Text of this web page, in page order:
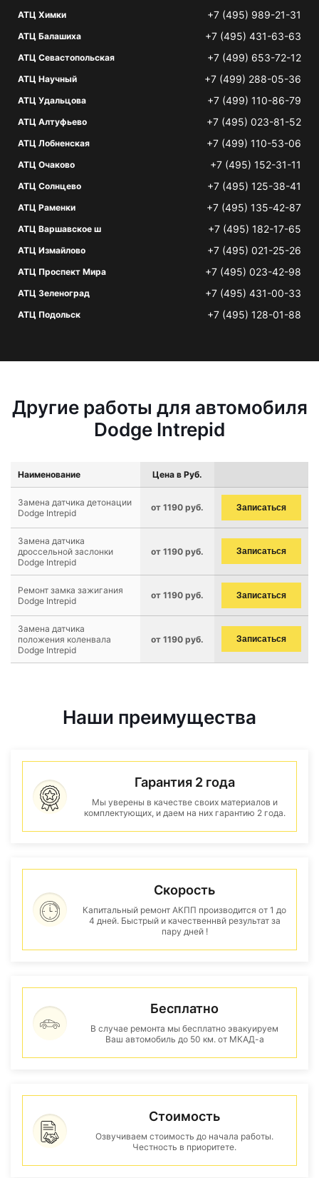
АТЦ Химки +7 (495) 989-21-31
АТЦ Балашиха +7 (495) 431-63-63
АТЦ Севастопольская +7 (499) 653-72-12
АТЦ Научный +7 (499) 288-05-36
АТЦ Удальцова +7 (499) 110-86-79
АТЦ Алтуфьево +7 (495) 023-81-52
АТЦ Лобненская +7 (499) 110-53-06
АТЦ Очаково +7 (495) 152-31-11
АТЦ Солнцево +7 (495) 125-38-41
АТЦ Раменки +7 (495) 135-42-87
АТЦ Варшавское ш +7 (495) 182-17-65
АТЦ Измайлово +7 (495) 021-25-26
АТЦ Проспект Мира +7 (495) 023-42-98
АТЦ Зеленоград +7 (495) 431-00-33
АТЦ Подольск +7 (495) 128-01-88
Другие работы для автомобиля
Dodge Intrepid
Наименование Цена в Руб.
Замена датчика детонации
Dodge Intrepid
от 1190 руб. Записаться
Замена датчика
дроссельной заслонки
Dodge Intrepid
от 1190 руб. Записаться
Ремонт замка зажигания
Dodge Intrepid
от 1190 руб. Записаться
Замена датчика
положения коленвала
Dodge Intrepid
от 1190 руб. Записаться
Наши преимущества
Гарантия 2 года
Мы уверены в качестве своих материалов и
комплектующих, и даем на них гарантию 2 года.
Скорость
Капитальный ремонт АКПП производится от 1 до
4 дней. Быстрый и качественнвй результат за
пару дней !
Бесплатно
В случае ремонта мы бесплатно эвакуируем
Ваш автомобиль до 50 км. от МКАД-а
Стоимость
Озвучиваем стоимость до начала работы.
Честность в приоритете.